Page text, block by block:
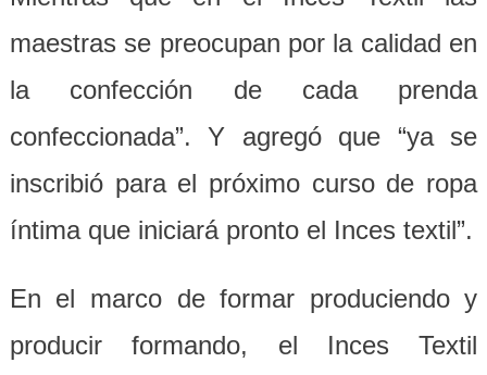
maestras se preocupan por la calidad en
la confección de cada prenda
confeccionada”. Y agregó que “ya se
inscribió para el próximo curso de ropa
íntima que iniciará pronto el Inces textil”.
En el marco de formar produciendo y
producir formando, el Inces Textil